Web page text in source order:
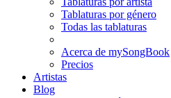
Tablaturas por género
Todas las tablaturas
Acerca de mySongBook
Precios
Artistas
Blog